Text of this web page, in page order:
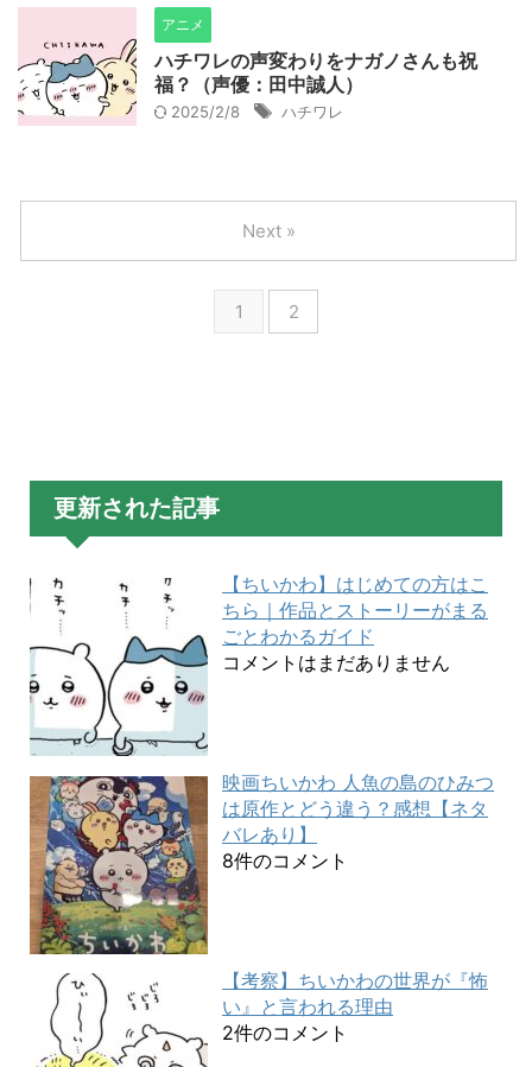
アニメ
ハチワレの声変わりをナガノさんも祝
福？（声優：田中誠人）
2025/2/8 ハチワレ
1 2
Next »
更新された記事
【ちいかわ】はじめての方はこ
ちら｜作品とストーリーがまる
ごとわかるガイド
コメントはまだありません
映画ちいかわ 人魚の島のひみつ
は原作とどう違う？感想【ネタ
バレあり】
8件のコメント
【考察】ちいかわの世界が『怖
い』と言われる理由
2件のコメント